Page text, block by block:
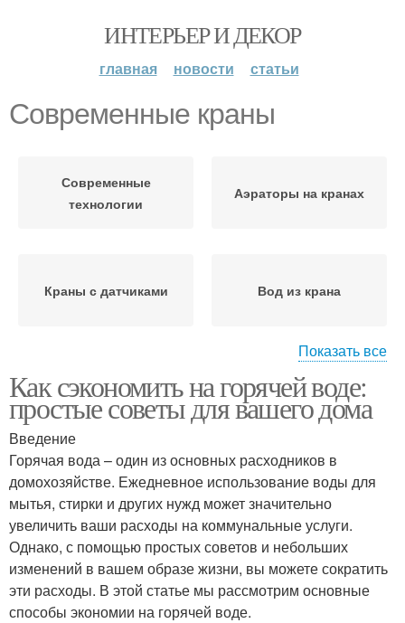
ИНТЕРЬЕР И ДЕКОР
главная новости статьи
Современные краны
Современные
технологии
Аэраторы на кранах
Краны с датчиками Вод из крана
Современные модели
Показать все
Как сэкономить на горячей воде:
простые советы для вашего дома
Введение
Горячая вода – один из основных расходников в
домохозяйстве. Ежедневное использование воды для
мытья, стирки и других нужд может значительно
увеличить ваши расходы на коммунальные услуги.
Однако, с помощью простых советов и небольших
изменений в вашем образе жизни, вы можете сократить
эти расходы. В этой статье мы рассмотрим основные
способы экономии на горячей воде.